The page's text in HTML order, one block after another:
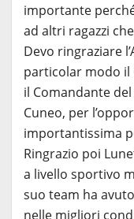
importante
ad altri ragazzi
Devo ringraziare
particolar modo il
il Comandante
Cuneo, per
importantissima
Ringrazio poi
a livello sportivo
suo team ha
nelle migliori